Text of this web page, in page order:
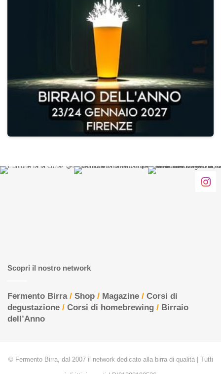
Scopri il nostro network
Fermento Birra/ Shop / Magazine / Corsi di
degustazione / Corsi di homebrewing / Birraio
dell’Anno
© Fermento Birra, dal 2007 il network dedicato alla birra di qualità | Tutti